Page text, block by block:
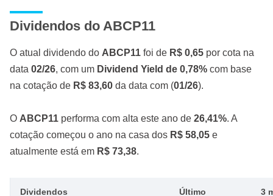
Dividendos do ABCP11
O atual dividendo do ABCP11 foi de R$ 0,65 por cota na
data 02/26, com um Dividend Yield de 0,78% com base
na cotação de R$ 83,60 da data com (01/26).
O ABCP11 performa com alta este ano de 26,41%. A
cotação começou o ano na casa dos R$ 58,05 e
atualmente está em R$ 73,38.
Dividendos Último 3